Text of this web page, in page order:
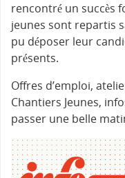
rencontré un succès
jeunes sont repartis
pu déposer leur
présents.
Offres d’emploi,
Chantiers Jeunes,
passer une belle